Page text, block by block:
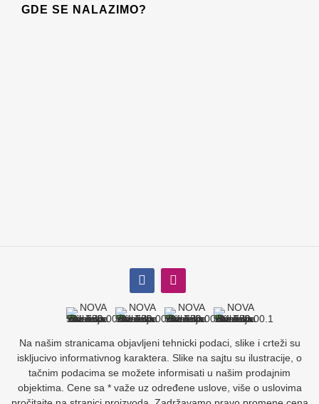
GDE SE NALAZIMO?
Na našim stranicama objavljeni tehnicki podaci, slike i crteži su
iskljucivo informativnog karaktera. Slike na sajtu su ilustracije, o
tačnim podacima se možete informisati u našim prodajnim
objektima. Cene sa * važe uz određene uslove, više o uslovima